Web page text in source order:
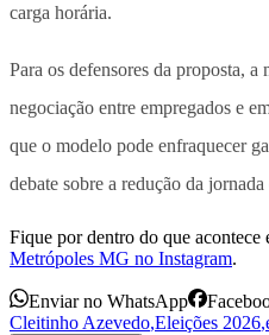
carga horária.
Para os defensores da proposta,
negociação entre empregados e
que o modelo pode enfraquecer
debate sobre a redução da
Fique por dentro do que
Metrópoles MG no Instagram.
Enviar no WhatsApp
Cleitinho Azevedo,Eleições 2026,